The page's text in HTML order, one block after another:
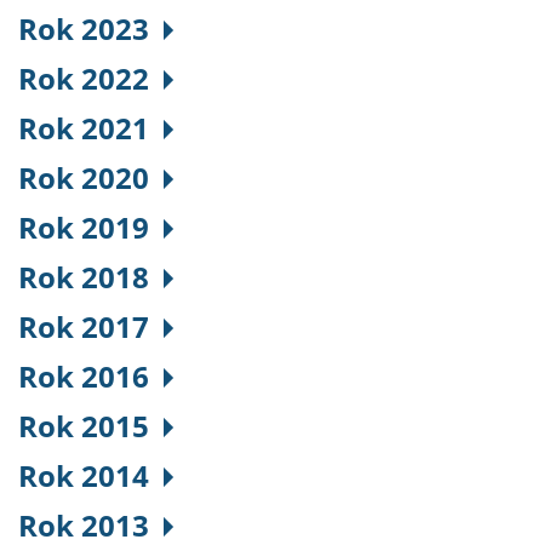
Rok 2023
Rok 2022
Rok 2021
Rok 2020
Rok 2019
Rok 2018
Rok 2017
Rok 2016
Rok 2015
Rok 2014
Rok 2013